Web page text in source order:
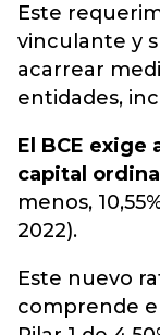
Este
vinculante y
acarrear
entidades,
El BCE exige
capital
menos,
2022).
Este nuevo
comprende